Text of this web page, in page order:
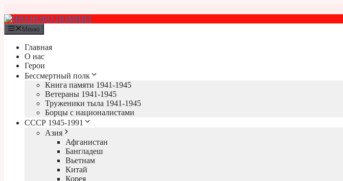
к
содержимому
Меню
Главная
О нас
Герои
Бессмертный полк
Книга памяти 1941-1945
Ветераны 1941-1945
Труженики тыла 1941-1945
Борцы с националистами
СССР 1945-1991
Азия
Афганистан
Бангладеш
Вьетнам
Китай
Корея